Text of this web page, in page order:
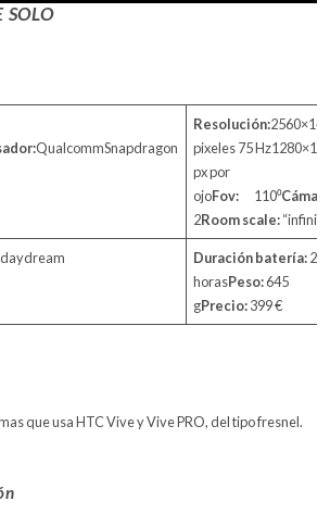
SOLO
QualcommSnapdragon
Resolución:
pixeles 75
px por
ojoFov: 110⁰
2Room scale:
Duración batería:2,5
horasPeso:645
gPrecio:399 €
que usa HTC Vive y Vive PRO, del tipo fresnel.